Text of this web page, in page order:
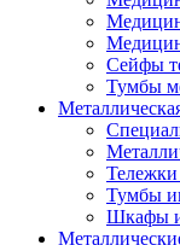
Сейфы
Тумбы
Тумбы
Шкафы